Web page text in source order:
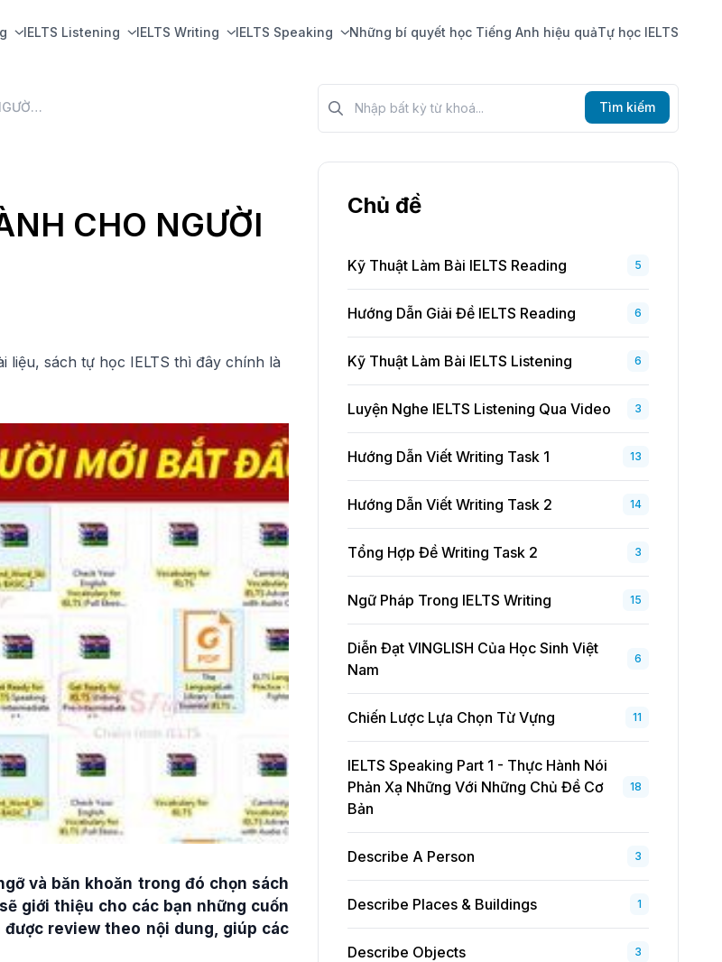
IELTS Listening IELTS Writing IELTS Speaking Những bí quyết học Tiếng Anh hiệu quảTự học IELTS
TỔNG HỢP TÀI LIỆU IELTS DÀNH CHO NGƯỜI MỚI BẮT ĐẦU
CHO NGƯỜI
liệu, sách tự học IELTS thì đây chính là
và băn khoăn trong đó chọn sách
giới thiệu cho các bạn những cuốn
review theo nội dung, giúp các
Tìm kiếm?>
Tìm kiếm
Chủ đề
Kỹ Thuật Làm Bài IELTS Reading 5
Hướng Dẫn Giải Đề IELTS Reading 6
Kỹ Thuật Làm Bài IELTS Listening 6
Luyện Nghe IELTS Listening Qua Video 3
Hướng Dẫn Viết Writing Task 1 13
Hướng Dẫn Viết Writing Task 2 14
Tổng Hợp Đề Writing Task 2 3
Ngữ Pháp Trong IELTS Writing 15
Diễn Đạt VINGLISH Của Học Sinh Việt
Nam
6
Chiến Lược Lựa Chọn Từ Vựng 11
IELTS Speaking Part 1 - Thực Hành Nói
Phản Xạ Những Với Những Chủ Đề Cơ
Bản
18
Describe A Person 3
Describe Places & Buildings 1
Describe Objects 3